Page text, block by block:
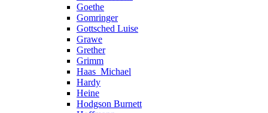
Goethe
Gomringer
Gottsched Luise
Grawe
Grether
Grimm
Haas_Michael
Hardy
Heine
Hodgson Burnett